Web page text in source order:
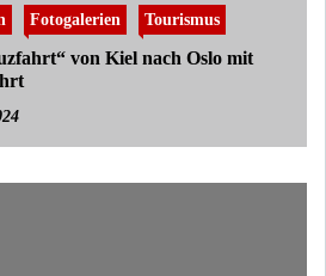
Fotogalerien Tourismus
von Kiel nach Oslo mit